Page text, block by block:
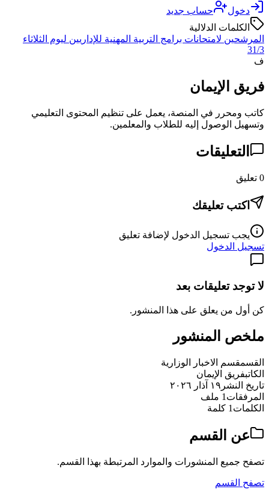
دخول
حساب جديد
الكلمات الدلالية
المرشحين لامتحانات برامج التربية المهنية للإداريين ليوم الثلاثاء
31/3
ف
فريق الإيمان
كاتب ومحرر في المنصة، يعمل على تنظيم المحتوى التعليمي
وتسهيل الوصول إليه للطلاب والمعلمين.
التعليقات
0 تعليق
اكتب تعليقك
يجب تسجيل الدخول لإضافة تعليق
تسجيل الدخول
لا توجد تعليقات بعد
كن أول من يعلق على هذا المنشور.
ملخص المنشور
القسمقسم الاخبار الوزارية
الكاتبفريق الإيمان
تاريخ النشر ١٩ آذار ٢٠٢٦
المرفقات 1 ملف
الكلمات 1 كلمة
عن القسم
تصفح جميع المنشورات والموارد المرتبطة بهذا القسم.
تصفح القسم